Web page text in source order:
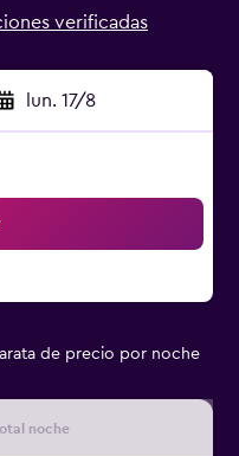
verificadas
lun. 17/8
de precio por noche
noche